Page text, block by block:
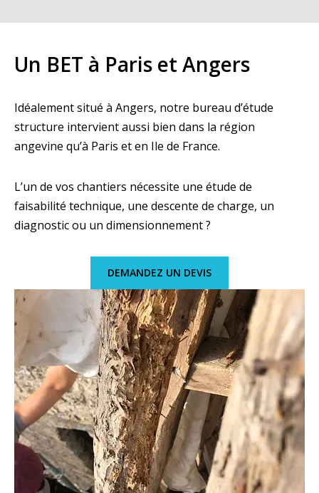
Un BET à Paris et Angers
Idéalement situé à Angers, notre bureau d’étude
structure intervient aussi bien dans la région
angevine qu’à Paris et en Ile de France.
L’un de vos chantiers nécessite une étude de
faisabilité technique, une descente de charge, un
diagnostic ou un dimensionnement ?
DEMANDEZ UN DEVIS